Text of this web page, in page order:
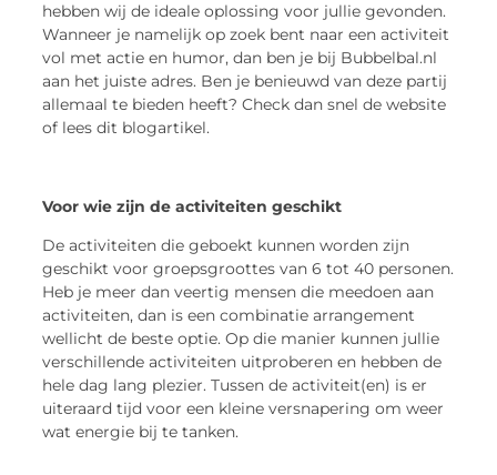
hebben wij de ideale oplossing voor jullie gevonden.
Wanneer je namelijk op zoek bent naar een activiteit
vol met actie en humor, dan ben je bij Bubbelbal.nl
aan het juiste adres. Ben je benieuwd van deze partij
allemaal te bieden heeft? Check dan snel de website
of lees dit blogartikel.
Voor wie zijn de activiteiten geschikt
De activiteiten die geboekt kunnen worden zijn
geschikt voor groepsgroottes van 6 tot 40 personen.
Heb je meer dan veertig mensen die meedoen aan
activiteiten, dan is een combinatie arrangement
wellicht de beste optie. Op die manier kunnen jullie
verschillende activiteiten uitproberen en hebben de
hele dag lang plezier. Tussen de activiteit(en) is er
uiteraard tijd voor een kleine versnapering om weer
wat energie bij te tanken.